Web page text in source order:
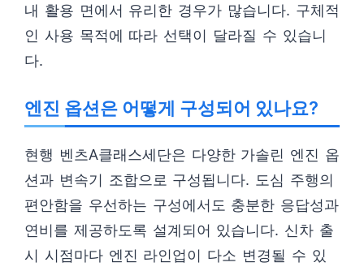
내 활용 면에서 유리한 경우가 많습니다. 구체적
인 사용 목적에 따라 선택이 달라질 수 있습니
다.
엔진 옵션은 어떻게 구성되어 있나요?
현행 벤츠A클래스세단은 다양한 가솔린 엔진 옵
션과 변속기 조합으로 구성됩니다. 도심 주행의
편안함을 우선하는 구성에서도 충분한 응답성과
연비를 제공하도록 설계되어 있습니다. 신차 출
시 시점마다 엔진 라인업이 다소 변경될 수 있